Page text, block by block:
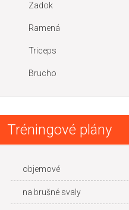
Zadok
Ramená
Triceps
Brucho
Tréningové plány
objemové
na brušné svaly